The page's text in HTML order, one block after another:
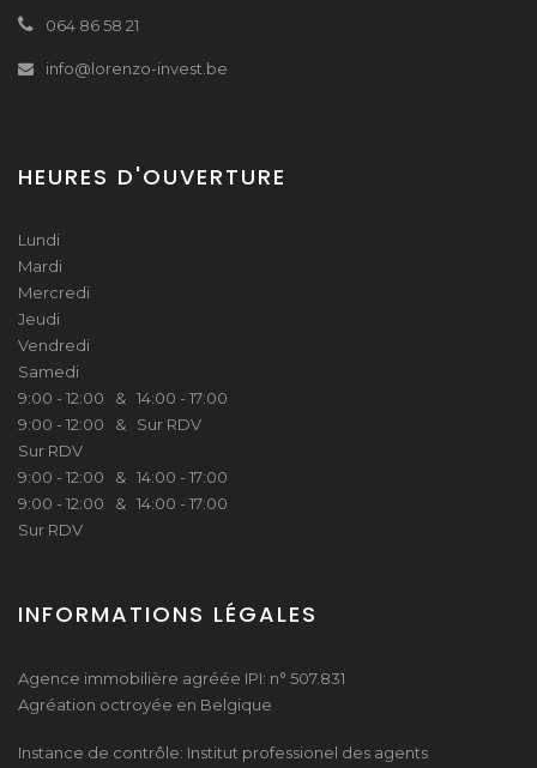
064 86 58 21
info@lorenzo-invest.be
HEURES D'OUVERTURE
Lundi
Mardi
Mercredi
Jeudi
Vendredi
Samedi
9:00 - 12:00 & 14:00 - 17:00
9:00 - 12:00 & Sur RDV
Sur RDV
9:00 - 12:00 & 14:00 - 17:00
9:00 - 12:00 & 14:00 - 17:00
Sur RDV
INFORMATIONS LÉGALES
Agence immobilière agréée IPI: n° 507.831
Agréation octroyée en Belgique
Instance de contrôle: Institut professionel des agents